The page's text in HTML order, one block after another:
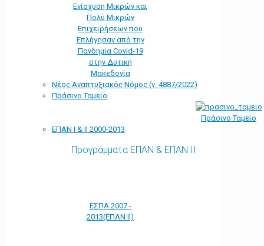
Ενίσχυση Μικρών και
Πολύ Μικρών
Επιχειρήσεων που
Επλήγησαν από την
Πανδημία Covid-19
στην Δυτική
Μακεδονία
Νέος Αναπτυξιακός Νόμος (ν. 4887/2022)
Πράσινο Ταμείο
Πράσινο Ταμείο
ΕΠΑΝ Ι & ΙΙ 2000-2013
Προγράμματα ΕΠΑΝ & ΕΠΑΝ ΙΙ
ΕΣΠΑ 2007 -
2013(ΕΠΑΝ ΙΙ)